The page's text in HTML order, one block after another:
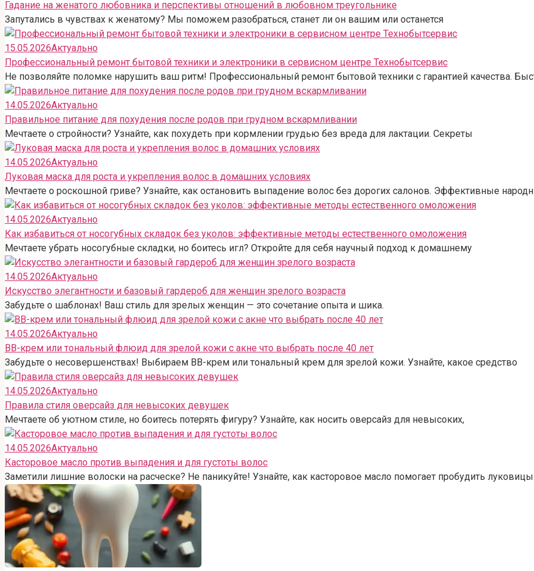
Гадание на женатого любовника и перспективы отношений в любовном треугольнике
Запутались в чувствах к женатому? Мы поможем разобраться, станет ли он вашим или останется
15.05.2026Актуально
Профессиональный ремонт бытовой техники и электроники в сервисном центре Технобытсервис
Не позволяйте поломке нарушить ваш ритм! Профессиональный ремонт бытовой техники с гарантией качества.
14.05.2026Актуально
Правильное питание для похудения после родов при грудном вскармливании
Мечтаете о стройности? Узнайте, как похудеть при кормлении грудью без вреда для лактации. Секреты
14.05.2026Актуально
Луковая маска для роста и укрепления волос в домашних условиях
Мечтаете о роскошной гриве? Узнайте, как остановить выпадение волос без дорогих салонов. Эффективные
14.05.2026Актуально
Как избавиться от носогубных складок без уколов: эффективные методы естественного омоложения
Мечтаете убрать носогубные складки, но боитесь игл? Откройте для себя научный подход к домашнему
14.05.2026Актуально
Искусство элегантности и базовый гардероб для женщин зрелого возраста
Забудьте о шаблонах! Ваш стиль для зрелых женщин — это сочетание опыта и шика.
14.05.2026Актуально
BB-крем или тональный флюид для зрелой кожи с акне что выбрать после 40 лет
Забудьте о несовершенствах! Выбираем BB-крем или тональный крем для зрелой кожи. Узнайте, какое средство
14.05.2026Актуально
Правила стиля оверсайз для невысоких девушек
Мечтаете об уютном стиле, но боитесь потерять фигуру? Узнайте, как носить оверсайз для невысоких,
14.05.2026Актуально
Касторовое масло против выпадения и для густоты волос
Заметили лишние волоски на расческе? Не паникуйте! Узнайте, как касторовое масло помогает пробудить луковицы